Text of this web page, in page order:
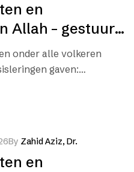
en
Allah – gestuurd
leiding
onder alle volkeren
gaven:
de…
By Zahid Aziz, Dr.
en